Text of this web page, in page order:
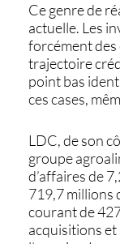
Ce genre de
actuelle. Les
forcément
trajectoire
point bas
ces cases,
LDC, de son
groupe
d’affaires de
719,7 millions
courant de
acquisitions